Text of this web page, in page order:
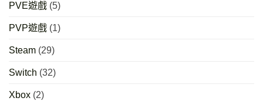
PVE遊戲 (5)
PVP遊戲 (1)
Steam (29)
Switch (32)
Xbox (2)